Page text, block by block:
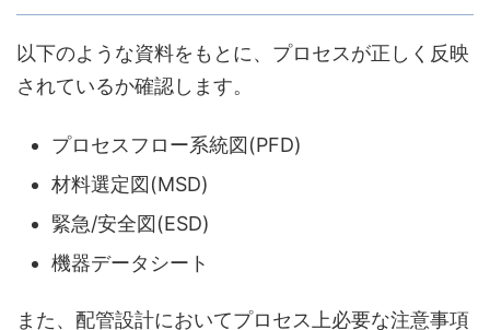
以下のような資料をもとに、プロセスが正しく反映
されているか確認します。
プロセスフロー系統図(PFD)
材料選定図(MSD)
緊急/安全図(ESD)
機器データシート
また、配管設計においてプロセス上必要な注意事項